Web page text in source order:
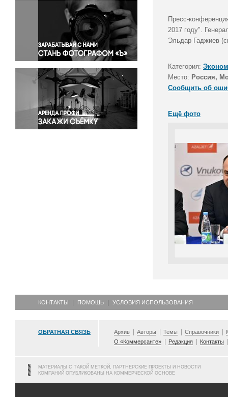
Окружающая среда
Политика
Правосудие
Происшествия и конфликты
Религия
Светская жизнь
Спорт
Экология
Экономика и бизнес
Пресс-
2017 году".
Эльдар Гаджиев
Категория:
Место: Россия,
Сообщить об
Ещё фото
КОНТАКТЫ ПОМОЩЬ УСЛОВИЯ ИСПОЛЬЗОВАНИЯ
ОБРАТНАЯ СВЯЗЬ Архив Авторы Темы Справочники
О «Коммерсанте»
Редакция Контакты
МАТЕРИАЛЫ С ТАКОЙ МЕТКОЙ, ПАРТНЕРСКИЕ ПРОЕКТЫ И НОВОСТИ
КОМПАНИЙ ОПУБЛИКОВАНЫ НА КОММЕРЧЕСКОЙ ОСНОВЕ